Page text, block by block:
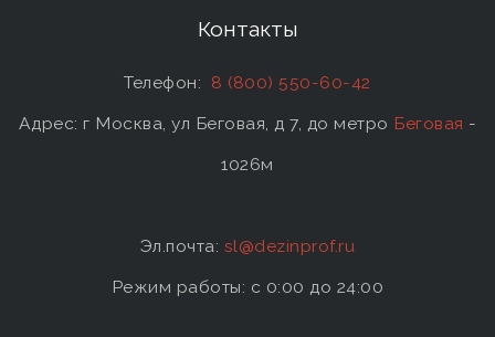
Контакты
Телефон: 8 (800) 550-60-42
Адрес: г Москва, ул Беговая, д 7, до метро Беговая -
1026м
Эл.почта: sl@dezinprof.ru
Режим работы: c 0:00 до 24:00